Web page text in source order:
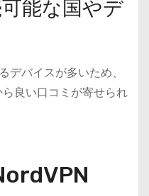
能な国やデ
デバイスが多いため、
良い口コミが寄せられ